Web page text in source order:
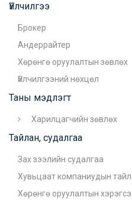
Үйлчилгээ
Брокер
Андеррайтер
Хөрөнгө оруулалтын зөвлөх
Үйлчилгээний нөхцөл
Таны мэдлэгт
Харилцагчийн зөвлөх
Тайлан, судалгаа
Зах зээлийн судалгаа
Хувьцаат компаниудын
Хөрөнгө оруулалтын